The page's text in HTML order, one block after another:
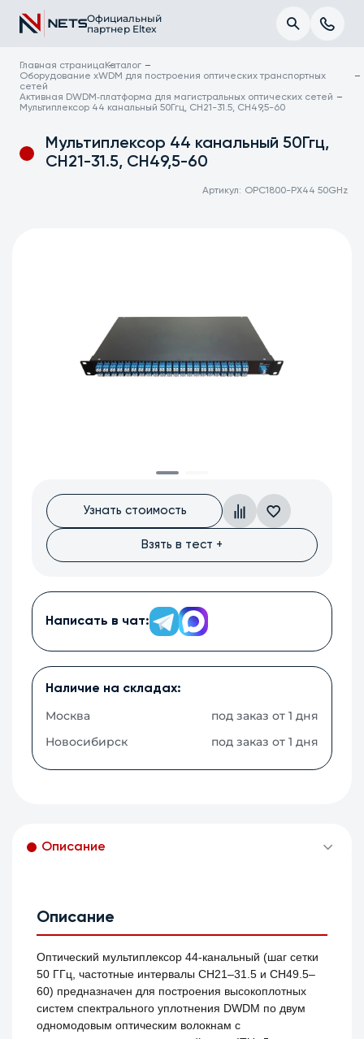
Официальный
партнер Eltex
Главная страница Каталог
Оборудование xWDM для построения оптических транспортных
сетей
Активная DWDM‑платформа для магистральных оптических сетей
Мультиплексор 44 канальный 50Ггц, СH21-31.5, СH49,5-60
Мультиплексор 44 канальный 50Ггц,
СH21-31.5, СH49,5-60
Артикул: OPC1800-PX44 50GHz
Узнать стоимость
Взять в тест +
Написать в чат:
Наличие на складах:
Москва
под заказ от 1 дня
Новосибирск
под заказ от 1 дня
Описание
Описание
Оптический мультиплексор 44-канальный (шаг сетки
50 ГГц, частотные интервалы CH21–31.5 и CH49.5–
60) предназначен для построения высокоплотных
систем спектрального уплотнения DWDM по двум
одномодовым оптическим волокнам с